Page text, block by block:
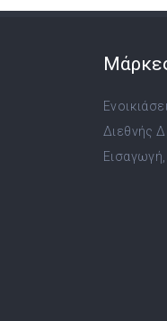
Διεθνής
Εισαγωγή,